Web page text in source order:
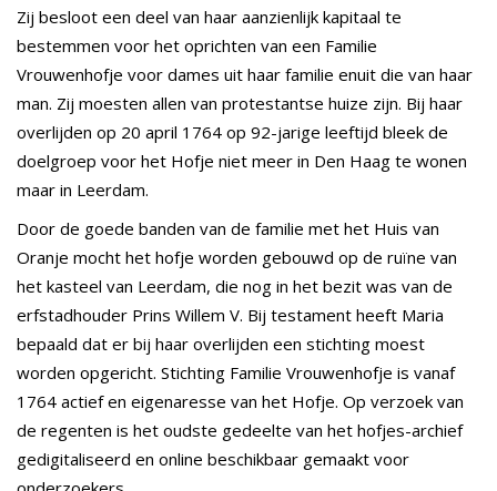
Zij besloot een deel van haar aanzienlijk kapitaal te
bestemmen voor het oprichten van een Familie
Vrouwenhofje voor dames uit haar familie enuit die van haar
man. Zij moesten allen van protestantse huize zijn. Bij haar
overlijden op 20 april 1764 op 92-jarige leeftijd bleek de
doelgroep voor het Hofje niet meer in Den Haag te wonen
maar in Leerdam.
Door de goede banden van de familie met het Huis van
Oranje mocht het hofje worden gebouwd op de ruïne van
het kasteel van Leerdam, die nog in het bezit was van de
erfstadhouder Prins Willem V. Bij testament heeft Maria
bepaald dat er bij haar overlijden een stichting moest
worden opgericht. Stichting Familie Vrouwenhofje is vanaf
1764 actief en eigenaresse van het Hofje. Op verzoek van
de regenten is het oudste gedeelte van het hofjes-archief
gedigitaliseerd en online beschikbaar gemaakt voor